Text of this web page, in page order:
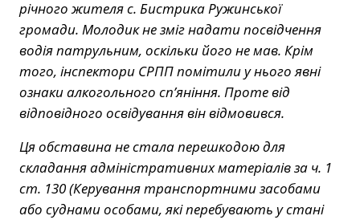
річного жителя с. Бистрика Ружинської
громади. Молодик не зміг надати посвідчення
водія патрульним, оскільки його не мав. Крім
того, інспектори СРПП помітили у нього явні
ознаки алкогольного сп’яніння. Проте від
відповідного освідування він відмовився.
Ця обставина не стала перешкодою для
складання адміністративних матеріалів за ч. 1
ст. 130 (Керування транспортними засобами
або суднами особами, які перебувають у стані